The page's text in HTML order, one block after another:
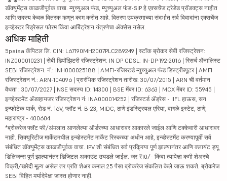
डॉक्युमेंट्स काळजीपूर्वक वाचा. म्युच्युअल फंड, म्युच्युअल फंड-SIP हे एक्सचेंज ट्रेडेड प्रॉडक्ट्स नाहीत
आणि सदस्य केवळ वितरक म्हणून काम करीत आहे. वितरण उपक्रमाच्या संदर्भात सर्व विवादांना एक्सचेंज
इन्व्हेस्टर रिड्रेसल फोरम किंवा आर्बिट्रेशन यंत्रणेचा ॲक्सेस नसेल.
अधिक माहिती
5paisa कॅपिटल लि. CIN: L67190MH2007PLC289249 | स्टॉक ब्रोकर सेबी रजिस्ट्रेशन:
INZ000010231 | सेबी डिपॉझिटरी रजिस्ट्रेशन: IN DP CDSL: IN-DP-192-2016 | रिसर्च ॲनालिस्ट
SEBI रजिस्ट्रेशन. नं.: INH000025188 | AMFI-रजिस्टर्ड म्युच्युअल फंड डिस्ट्रीब्यूटर | AMFI
रजिस्ट्रेशन नं.: ARN-104096 | प्रारंभिक रजिस्ट्रेशन तारीख: 30/07/2015 | ARN ची वर्तमान
वैधता : 30/07/2027 | NSE सदस्य ID: 14300 | BSE मेंबर ID: 6363 | MCX मेंबर ID: 55945 |
इन्व्हेस्टमेंट ॲडव्हायजर रजिस्ट्रेशन नं: INA000014252 | रजिस्टर्ड ॲड्रेस - IIFL हाऊस, सन
इन्फोटेक पार्क, रोड नं. 16V, प्लॉट नं. B-23, MIDC, ठाणे इंडस्ट्रियल एरिया, वागळे इस्टेट, ठाणे,
महाराष्ट्र - 400604
*ब्रोकरेज फ्लॅट फी/अंमलात आणलेल्या ऑर्डरच्या आधारावर आकारले जाईल आणि टक्केवारी आधारावर
नाही. सिक्युरिटीज मार्केटमधील इन्व्हेस्टमेंट मार्केट रिस्कच्या अधीन आहे, इन्व्हेस्टमेंट करण्यापूर्वी सर्व
संबंधित डॉक्युमेंट्स काळजीपूर्वक वाचा. IPV शी संबंधित सर्व प्रक्रिया पूर्ण झाल्यानंतर आणि क्लायंट ड्यू
डिलिजन्स पूर्ण झाल्यानंतर डिजिटल अकाउंट उघडले जाईल. जर ₹10/- किंवा त्यापेक्षा कमी शेअरचे
विक्री/खरेदी मूल्य असेल तर प्रति शेअर कमाल 25 पैसा ब्रोकरेज संकलित केले जाऊ शकते. ब्रोकरेज
SEBI विहित मर्यादेपेक्षा जास्त होणार नाही.